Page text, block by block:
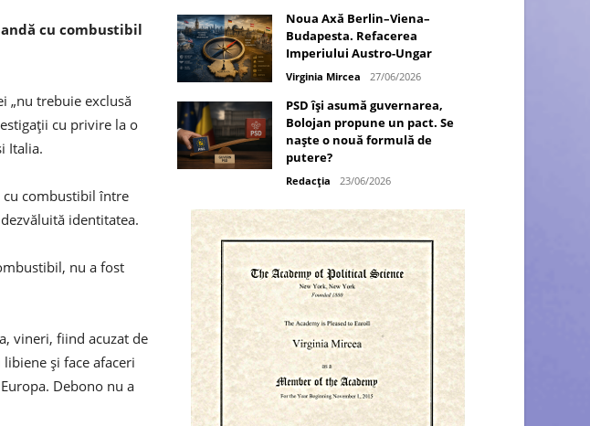
cu combustibil
„nu trebuie exclusă
cu privire la o
Italia.
cu combustibil între
identitatea.
nu a fost
vineri, fiind acuzat de
și face afaceri
Debono nu a
Noua Axă Berlin–Viena–
Budapesta. Refacerea
Imperiului Austro-Ungar
Virginia Mircea 27/06/2026
PSD își asumă guvernarea,
Bolojan propune un pact. Se
naște o nouă formulă de
putere?
Redacția 23/06/2026